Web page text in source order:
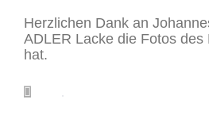
Herzlichen Dank an
ADLER Lacke die Fotos
hat.